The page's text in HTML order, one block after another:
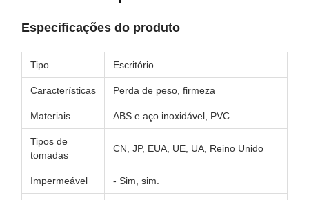
Especificações do produto
Tipo Escritório
Características Perda de peso, firmeza
Materiais ABS e aço inoxidável, PVC
Tipos de
tomadas
CN, JP, EUA, UE, UA, Reino Unido
Impermeável - Sim, sim.